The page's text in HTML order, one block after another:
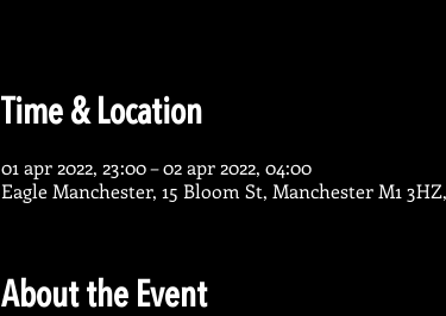
Time & Location
01 apr 2022, 23:00 – 02 apr 2022, 04:00
Eagle Manchester, 15 Bloom St, Manchester M1
About the Event